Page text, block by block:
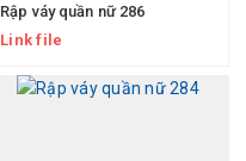
Rập váy quần nữ 286
Link file